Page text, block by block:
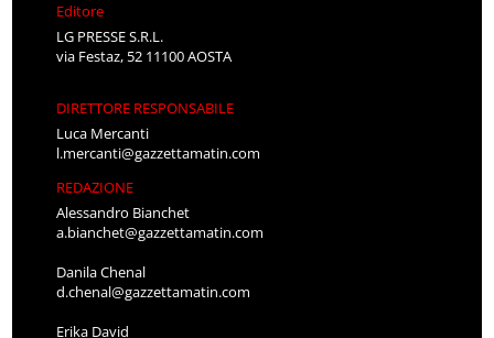
Editore
LG PRESSE S.R.L.
via Festaz, 52 11100 AOSTA
DIRETTORE RESPONSABILE
Luca Mercanti
l.mercanti@gazzettamatin.com
REDAZIONE
Alessandro Bianchet
a.bianchet@gazzettamatin.com
Danila Chenal
d.chenal@gazzettamatin.com
Erika David